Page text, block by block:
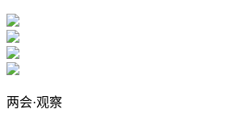
两会·观察